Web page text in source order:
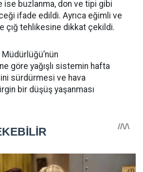
ise buzlanma, don ve tipi gibi
ifade edildi. Ayrıca eğimli ve
çığ tehlikesine dikkat çekildi.
göre yağışlı sistemin hafta
sürdürmesi ve hava
bir düşüş yaşanması